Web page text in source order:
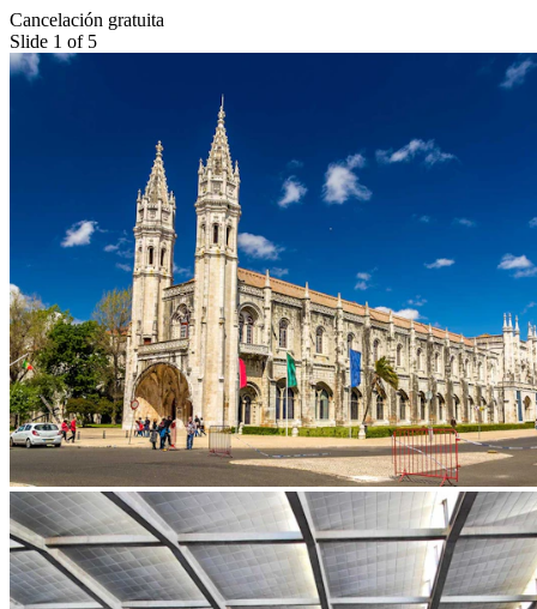
Cancelación gratuita
Slide 1 of 5